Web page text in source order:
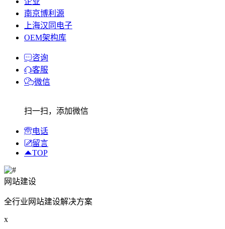
南京博利源
上海汉同电子
OEM架构库
咨询
客服
微信
扫一扫，添加微信
电话
留言
TOP
网站建设
全行业网站建设解决方案
x